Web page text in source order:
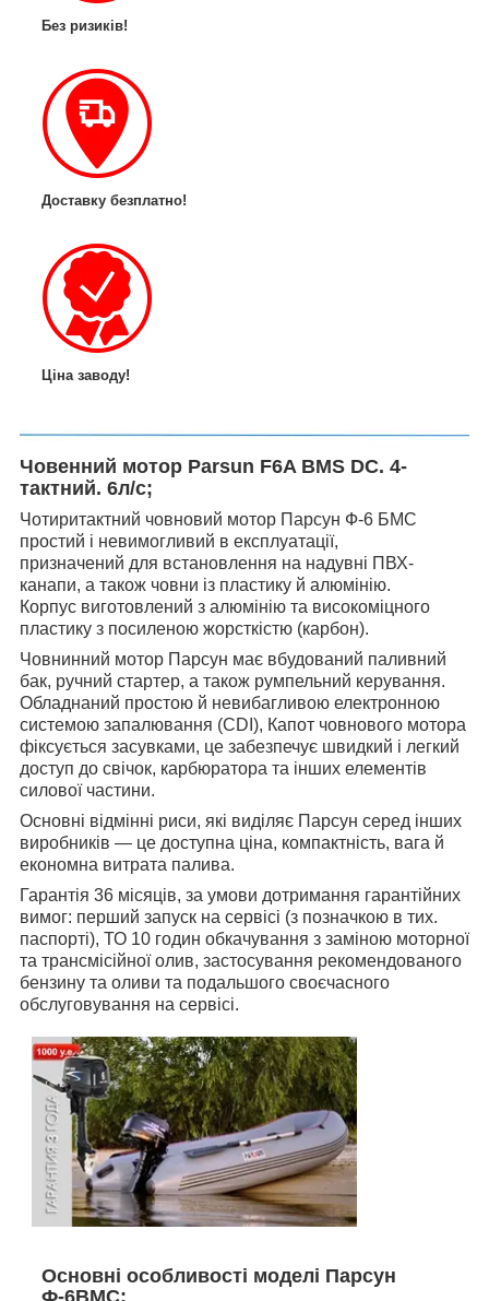
Без ризиків!
Доставку безплатно!
Ціна заводу!
Човенний мотор Parsun F6A BMS DC. 4-
тактний. 6л/с;
Чотиритактний човновий мотор Парсун Ф-6 БМС
простий і невимогливий в експлуатації,
призначений для встановлення на надувні ПВХ-
канапи, а також човни із пластику й алюмінію.
Корпус виготовлений з алюмінію та високоміцного
пластику з посиленою жорсткістю (карбон).
Човнинний мотор Парсун має вбудований паливний
бак, ручний стартер, а також румпельний керування.
Обладнаний простою й невибагливою електронною
системою запалювання (CDI), Капот човнового мотора
фіксується засувками, це забезпечує швидкий і легкий
доступ до свічок, карбюратора та інших елементів
силової частини.
Основні відмінні риси, які виділяє Парсун серед інших
виробників — це доступна ціна, компактність, вага й
економна витрата палива.
Гарантія 36 місяців, за умови дотримання гарантійних
вимог: перший запуск на сервісі (з позначкою в тих.
паспорті), ТО 10 годин обкачування з заміною моторної
та трансмісійної олив, застосування рекомендованого
бензину та оливи та подальшого своєчасного
обслуговування на сервісі.
Основні особливості моделі Парсун
Ф-6ВМС: